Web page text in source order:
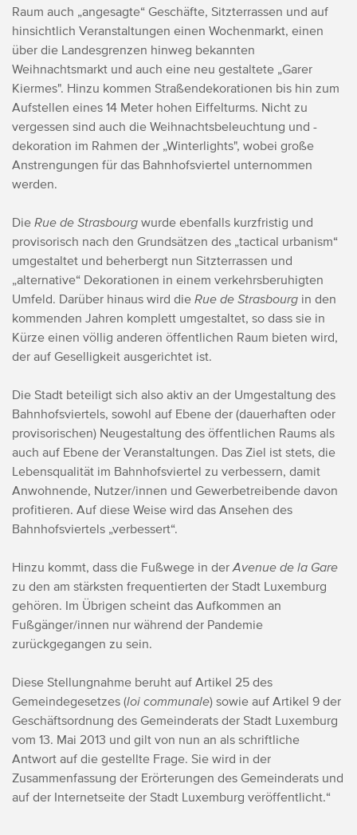
Raum auch „angesagte“ Geschäfte, Sitzterrassen und auf
hinsichtlich Veranstaltungen einen Wochenmarkt, einen
über die Landesgrenzen hinweg bekannten
Weihnachtsmarkt und auch eine neu gestaltete „Garer
Kiermes". Hinzu kommen Straßendekorationen bis hin zum
Aufstellen eines 14 Meter hohen Eiffelturms. Nicht zu
vergessen sind auch die Weihnachtsbeleuchtung und -
dekoration im Rahmen der „Winterlights", wobei große
Anstrengungen für das Bahnhofsviertel unternommen
werden.
Die Rue de Strasbourg wurde ebenfalls kurzfristig und
provisorisch nach den Grundsätzen des „tactical urbanism“
umgestaltet und beherbergt nun Sitzterrassen und
„alternative“ Dekorationen in einem verkehrsberuhigten
Umfeld. Darüber hinaus wird die Rue de Strasbourg in den
kommenden Jahren komplett umgestaltet, so dass sie in
Kürze einen völlig anderen öffentlichen Raum bieten wird,
der auf Geselligkeit ausgerichtet ist.
Die Stadt beteiligt sich also aktiv an der Umgestaltung des
Bahnhofsviertels, sowohl auf Ebene der (dauerhaften oder
provisorischen) Neugestaltung des öffentlichen Raums als
auch auf Ebene der Veranstaltungen. Das Ziel ist stets, die
Lebensqualität im Bahnhofsviertel zu verbessern, damit
Anwohnende, Nutzer/innen und Gewerbetreibende davon
profitieren. Auf diese Weise wird das Ansehen des
Bahnhofsviertels „verbessert“.
Hinzu kommt, dass die Fußwege in der Avenue de la Gare
zu den am stärksten frequentierten der Stadt Luxemburg
gehören. Im Übrigen scheint das Aufkommen an
Fußgänger/innen nur während der Pandemie
zurückgegangen zu sein.
Diese Stellungnahme beruht auf Artikel 25 des
Gemeindegesetzes (loi communale) sowie auf Artikel 9 der
Geschäftsordnung des Gemeinderats der Stadt Luxemburg
vom 13. Mai 2013 und gilt von nun an als schriftliche
Antwort auf die gestellte Frage. Sie wird in der
Zusammenfassung der Erörterungen des Gemeinderats und
auf der Internetseite der Stadt Luxemburg veröffentlicht.“